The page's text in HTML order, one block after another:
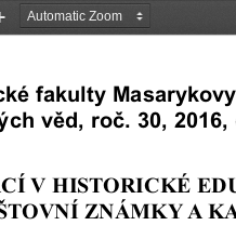
Zoom
V HISTORICKÉ
ZNÁMKY A
fakulty
věd, roč. 30, 2016,